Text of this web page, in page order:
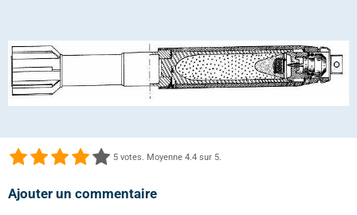
5 votes. Moyenne 4.4 sur 5.
Ajouter un commentaire